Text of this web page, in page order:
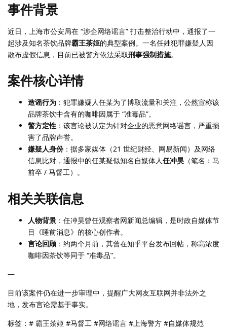
事件背景
近日，上海市公安局在 “涉企网络谣言” 打击整治行动中，通报了一
起涉及知名茶饮品牌霸王茶姬的典型案例。一名任姓犯罪嫌疑人因
散布虚假信息，目前已被警方依法采取刑事强制措施。
案件核心详情
造谣行为 ：犯罪嫌疑人任某为了博取流量和关注，公然宣称该
品牌茶饮中含有的咖啡因属于 “准毒品”。
警方定性 ：该言论被认定为针对企业的恶意网络谣言，严重损
害了品牌声誉。
嫌疑人身份：据多家媒体（21 世纪财经、网易新闻）及网络
信息比对，通报中的任某疑似知名自媒体人任冲昊 （笔名：马
前卒 / 马督工）。
相关关联信息
人物背景 ：任冲昊曾任观察者网新闻总编辑，是时政自媒体节
目《睡前消息》的核心创作者。
言论回顾 ：约两个月前，其曾在知乎平台发布回帖，称高浓度
咖啡因茶饮等同于 “准毒品”。
—
目前该案件仍在进一步审理中，提醒广大网友互联网并非法外之
地，发布言论需基于事实。
标签：# 霸王茶姬 #马督工 #网络谣言 #上海警方 #自媒体规范